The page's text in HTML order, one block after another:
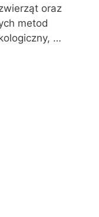
oraz
metod
…